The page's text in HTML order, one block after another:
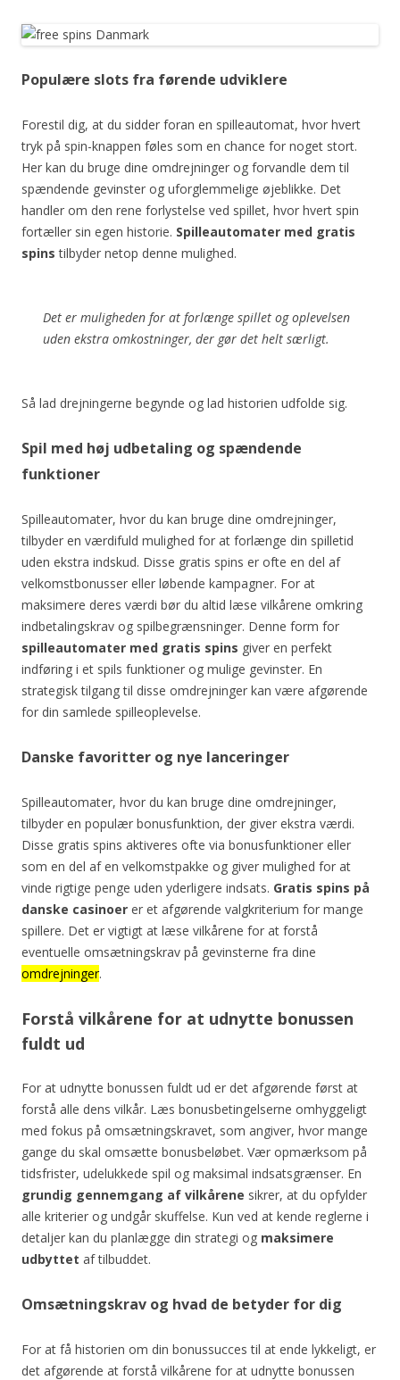
Populære slots fra førende udviklere
Forestil dig, at du sidder foran en spilleautomat, hvor hvert
tryk på spin-knappen føles som en chance for noget stort.
Her kan du bruge dine omdrejninger og forvandle dem til
spændende gevinster og uforglemmelige øjeblikke. Det
handler om den rene forlystelse ved spillet, hvor hvert spin
fortæller sin egen historie. Spilleautomater med gratis
spins tilbyder netop denne mulighed.
Det er muligheden for at forlænge spillet og oplevelsen
uden ekstra omkostninger, der gør det helt særligt.
Så lad drejningerne begynde og lad historien udfolde sig.
Spil med høj udbetaling og spændende
funktioner
Spilleautomater, hvor du kan bruge dine omdrejninger,
tilbyder en værdifuld mulighed for at forlænge din spilletid
uden ekstra indskud. Disse gratis spins er ofte en del af
velkomstbonusser eller løbende kampagner. For at
maksimere deres værdi bør du altid læse vilkårene omkring
indbetalingskrav og spilbegrænsninger. Denne form for
spilleautomater med gratis spins giver en perfekt
indføring i et spils funktioner og mulige gevinster. En
strategisk tilgang til disse omdrejninger kan være afgørende
for din samlede spilleoplevelse.
Danske favoritter og nye lanceringer
Spilleautomater, hvor du kan bruge dine omdrejninger,
tilbyder en populær bonusfunktion, der giver ekstra værdi.
Disse gratis spins aktiveres ofte via bonusfunktioner eller
som en del af en velkomstpakke og giver mulighed for at
vinde rigtige penge uden yderligere indsats. Gratis spins på
danske casinoer er et afgørende valgkriterium for mange
spillere. Det er vigtigt at læse vilkårene for at forstå
eventuelle omsætningskrav på gevinsterne fra dine
omdrejninger.
Forstå vilkårene for at udnytte bonussen
fuldt ud
For at udnytte bonussen fuldt ud er det afgørende først at
forstå alle dens vilkår. Læs bonusbetingelserne omhyggeligt
med fokus på omsætningskravet, som angiver, hvor mange
gange du skal omsætte bonusbeløbet. Vær opmærksom på
tidsfrister, udelukkede spil og maksimal indsatsgrænser. En
grundig gennemgang af vilkårene sikrer, at du opfylder
alle kriterier og undgår skuffelse. Kun ved at kende reglerne i
detaljer kan du planlægge din strategi og maksimere
udbyttet af tilbuddet.
Omsætningskrav og hvad de betyder for dig
For at få historien om din bonussucces til at ende lykkeligt, er
det afgørende at forstå vilkårene for at udnytte bonussen